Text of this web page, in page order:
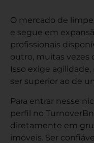
O mercado de
e segue em
profissionais
outro, muitas vezes
Isso exige
ser superior ao de
Para entrar nesse
perfil no
diretamente em
imóveis. Ser